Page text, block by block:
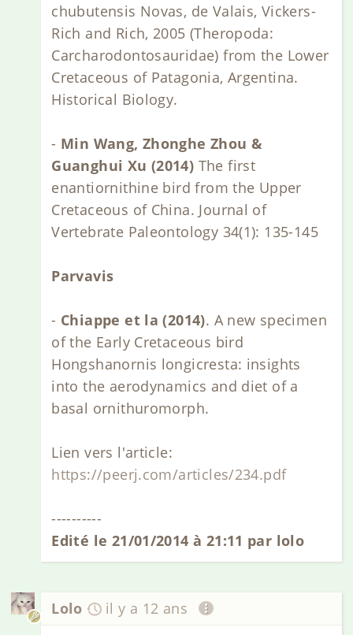
chubutensis Novas, de Valais, Vickers-
Rich and Rich, 2005 (Theropoda:
Carcharodontosauridae) from the Lower
Cretaceous of Patagonia, Argentina.
Historical Biology.
- Min Wang, Zhonghe Zhou &
Guanghui Xu (2014) The first
enantiornithine bird from the Upper
Cretaceous of China. Journal of
Vertebrate Paleontology 34(1): 135-145
Parvavis
- Chiappe et la (2014). A new specimen
of the Early Cretaceous bird
Hongshanornis longicresta: insights
into the aerodynamics and diet of a
basal ornithuromorph.
Lien vers l'article:
https://peerj.com/articles/234.pdf
----------
Edité le 21/01/2014 à 21:11 par lolo
Lolo il y a 12 ans